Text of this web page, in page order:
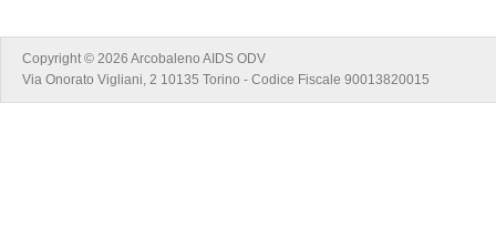
Copyright © 2026 Arcobaleno AIDS ODV
Via Onorato Vigliani, 2 10135 Torino - Codice Fiscale 90013820015